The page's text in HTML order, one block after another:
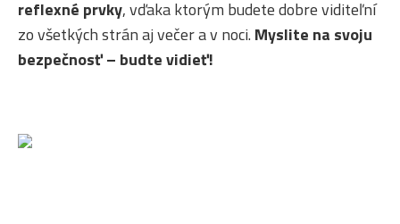
reflexné prvky, vďaka ktorým budete dobre viditeľní
zo všetkých strán aj večer a v noci. Myslite na svoju
bezpečnosť – budte vidieť!